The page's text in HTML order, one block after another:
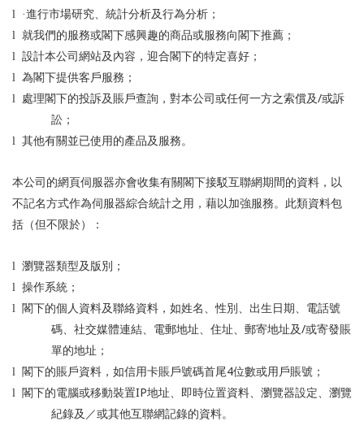
l ·進行市場研究、統計分析及行為分析；
l 就我們的服務或閣下感興趣的商品或服務向閣下推薦；
l 設計本公司網站及內容，迎合閣下的特定喜好；
l 為閣下提供客戶服務；
l 處理閣下的投訴及賬戶查詢，對本公司或任何一方之索償及/或訴
訟；
l 其他有關並已使用的產品及服務。
本公司的網頁伺服器亦會收集有關閣下接駁互聯網期間的資料，以
不記名方式作為伺服器綜合統計之用，藉以加強服務。此類資料包
括（但不限於）：
l 瀏覽器類型及版別；
l 操作系統；
l 閣下的個人資料及聯絡資料，如姓名、性別、出生日期、電話號
碼、社交媒體連結、電郵地址、住址、郵寄地址及/或寄發賬
單的地址；
l 閣下的賬戶資料，如信用卡賬戶號碼首尾4位數或用戶賬號；
l 閣下的電腦或移動裝置IP地址、即時位置資料、瀏覽器設定、瀏覽
紀錄及／或其他互聯網記錄的資料。